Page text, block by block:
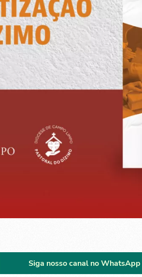
Siga nosso canal no WhatsApp